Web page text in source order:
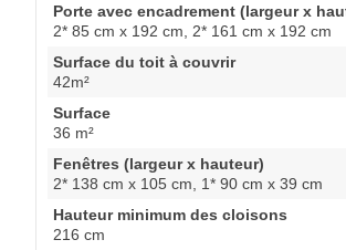
Porte avec encadrement (largeur x
2* 85 cm x 192 cm, 2* 161 cm x 192 cm
Surface du toit à couvrir
42m²
Surface
36 m²
Fenêtres (largeur x hauteur)
2* 138 cm x 105 cm, 1* 90 cm x 39 cm
Hauteur minimum des cloisons
216 cm